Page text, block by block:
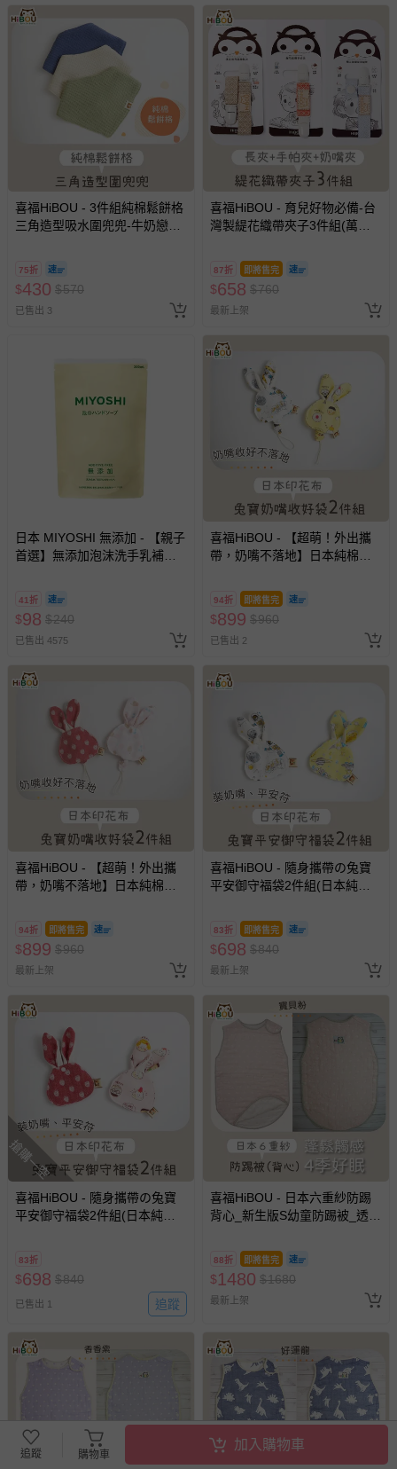
喜福HiBOU - 3件組純棉鬆餅格
三角造型吸水圍兜兜-牛奶戀人
75折
$430 $570
已售出 3
喜福HiBOU - 育兒好物必備-台
灣製緹花織帶夾子3件組(萬用
必備新生兒奶嘴夾推薦 (花色隨
機出貨)
87折 即將售完
$658 $760
最新上架
日本 MIYOSHI 無添加 - 【親子
首選】無添加泡沫洗手乳補充
41折
$98 $240
已售出 4575
喜福HiBOU - 【超萌！外出攜
帶，奶嘴不落地】日本純棉印
小王子
94折 即將售完
$899 $960
已售出 2
喜福HiBOU - 【超萌！外出攜
帶，奶嘴不落地】日本純棉印
小公主
94折 即將售完
$899 $960
最新上架
喜福HiBOU - 隨身攜帶の兔寶
平安御守福袋2件組(日本純棉
帥氣小王子
83折 即將售完
$698 $840
最新上架
搶購一空
喜福HiBOU - 隨身攜帶の兔寶
平安御守福袋2件組(日本純棉
83折
$698 $840
已售出 1 追蹤
喜福HiBOU - 日本六重紗防踢
背心_新生版S幼童防踢被_透氣
88折 即將售完
$1480 $1680
最新上架
追蹤 購物車
加入購物車